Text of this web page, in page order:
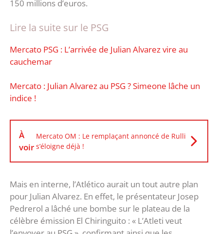
150 millions d’euros.
Lire la suite sur le PSG
Mercato PSG : L’arrivée de Julian Alvarez vire au
cauchemar
Mercato : Julian Alvarez au PSG ? Simeone lâche un
indice !
À
voir
Mercato OM : Le remplaçant annoncé de Rulli
s’éloigne déjà !
Mais en interne, l’Atlético aurait un tout autre plan
pour Julian Alvarez. En effet, le présentateur Josep
Pedrerol a lâché une bombe sur le plateau de la
célèbre émission El Chiringuito : « L’Atleti veut